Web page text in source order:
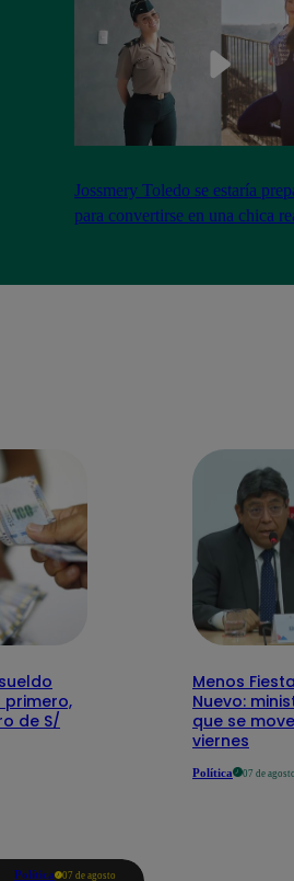
Jossmery Toledo se estaría
para convertirse en una chica
primero,
de S/
Menos
Nuevo:
que se
viernes
Política 07 de
Política 07 de agosto